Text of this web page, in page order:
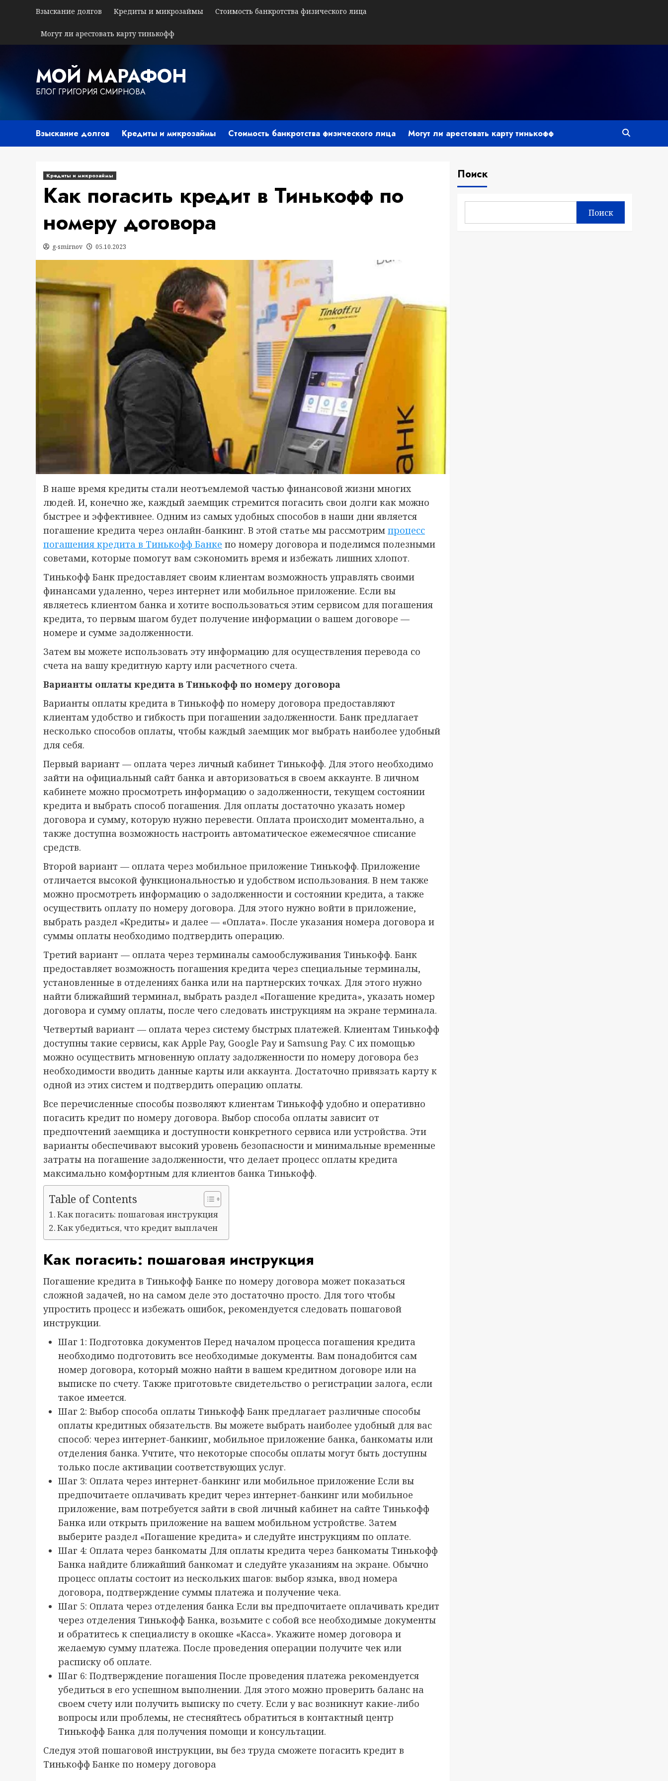
содержимому
Взыскание долгов Кредиты и микрозаймы Стоимость банкротства физического лица
Могут ли арестовать карту тинькофф
МОЙ МАРАФОН
БЛОГ ГРИГОРИЯ СМИРНОВА
Взыскание долгов Кредиты и микрозаймы Стоимость банкротства физического лица Могут ли арестовать карту тинькофф
Кредиты и микрозаймы
Как погасить кредит в Тинькофф по
номеру договора
g-smirnov 05.10.2023
В наше время кредиты стали неотъемлемой частью финансовой жизни многих
людей. И, конечно же, каждый заемщик стремится погасить свои долги как можно
быстрее и эффективнее. Одним из самых удобных способов в наши дни является
погашение кредита через онлайн-банкинг. В этой статье мы рассмотрим процесс
погашения кредита в Тинькофф Банке по номеру договора и поделимся полезными
советами, которые помогут вам сэкономить время и избежать лишних хлопот.
Тинькофф Банк предоставляет своим клиентам возможность управлять своими
финансами удаленно, через интернет или мобильное приложение. Если вы
являетесь клиентом банка и хотите воспользоваться этим сервисом для погашения
кредита, то первым шагом будет получение информации о вашем договоре —
номере и сумме задолженности.
Затем вы можете использовать эту информацию для осуществления перевода со
счета на вашу кредитную карту или расчетного счета.
Варианты оплаты кредита в Тинькофф по номеру договора
Варианты оплаты кредита в Тинькофф по номеру договора предоставляют
клиентам удобство и гибкость при погашении задолженности. Банк предлагает
несколько способов оплаты, чтобы каждый заемщик мог выбрать наиболее удобный
для себя.
Первый вариант — оплата через личный кабинет Тинькофф. Для этого необходимо
зайти на официальный сайт банка и авторизоваться в своем аккаунте. В личном
кабинете можно просмотреть информацию о задолженности, текущем состоянии
кредита и выбрать способ погашения. Для оплаты достаточно указать номер
договора и сумму, которую нужно перевести. Оплата происходит моментально, а
также доступна возможность настроить автоматическое ежемесячное списание
средств.
Второй вариант — оплата через мобильное приложение Тинькофф. Приложение
отличается высокой функциональностью и удобством использования. В нем также
можно просмотреть информацию о задолженности и состоянии кредита, а также
осуществить оплату по номеру договора. Для этого нужно войти в приложение,
выбрать раздел «Кредиты» и далее — «Оплата». После указания номера договора и
суммы оплаты необходимо подтвердить операцию.
Третий вариант — оплата через терминалы самообслуживания Тинькофф. Банк
предоставляет возможность погашения кредита через специальные терминалы,
установленные в отделениях банка или на партнерских точках. Для этого нужно
найти ближайший терминал, выбрать раздел «Погашение кредита», указать номер
договора и сумму оплаты, после чего следовать инструкциям на экране терминала.
Четвертый вариант — оплата через систему быстрых платежей. Клиентам Тинькофф
доступны такие сервисы, как Apple Pay, Google Pay и Samsung Pay. С их помощью
можно осуществить мгновенную оплату задолженности по номеру договора без
необходимости вводить данные карты или аккаунта. Достаточно привязать карту к
одной из этих систем и подтвердить операцию оплаты.
Все перечисленные способы позволяют клиентам Тинькофф удобно и оперативно
погасить кредит по номеру договора. Выбор способа оплаты зависит от
предпочтений заемщика и доступности конкретного сервиса или устройства. Эти
варианты обеспечивают высокий уровень безопасности и минимальные временные
затраты на погашение задолженности, что делает процесс оплаты кредита
максимально комфортным для клиентов банка Тинькофф.
Table of Contents
Как погасить: пошаговая инструкция
Как убедиться, что кредит выплачен
Как погасить: пошаговая инструкция
Погашение кредита в Тинькофф Банке по номеру договора может показаться
сложной задачей, но на самом деле это достаточно просто. Для того чтобы
упростить процесс и избежать ошибок, рекомендуется следовать пошаговой
инструкции.
Шаг 1: Подготовка документов Перед началом процесса погашения кредита
необходимо подготовить все необходимые документы. Вам понадобится сам
номер договора, который можно найти в вашем кредитном договоре или на
выписке по счету. Также приготовьте свидетельство о регистрации залога, если
такое имеется.
Шаг 2: Выбор способа оплаты Тинькофф Банк предлагает различные способы
оплаты кредитных обязательств. Вы можете выбрать наиболее удобный для вас
способ: через интернет-банкинг, мобильное приложение банка, банкоматы или
отделения банка. Учтите, что некоторые способы оплаты могут быть доступны
только после активации соответствующих услуг.
Шаг 3: Оплата через интернет-банкинг или мобильное приложение Если вы
предпочитаете оплачивать кредит через интернет-банкинг или мобильное
приложение, вам потребуется зайти в свой личный кабинет на сайте Тинькофф
Банка или открыть приложение на вашем мобильном устройстве. Затем
выберите раздел «Погашение кредита» и следуйте инструкциям по оплате.
Шаг 4: Оплата через банкоматы Для оплаты кредита через банкоматы Тинькофф
Банка найдите ближайший банкомат и следуйте указаниям на экране. Обычно
процесс оплаты состоит из нескольких шагов: выбор языка, ввод номера
договора, подтверждение суммы платежа и получение чека.
Шаг 5: Оплата через отделения банка Если вы предпочитаете оплачивать кредит
через отделения Тинькофф Банка, возьмите с собой все необходимые документы
и обратитесь к специалисту в окошке «Касса». Укажите номер договора и
желаемую сумму платежа. После проведения операции получите чек или
расписку об оплате.
Шаг 6: Подтверждение погашения После проведения платежа рекомендуется
убедиться в его успешном выполнении. Для этого можно проверить баланс на
своем счету или получить выписку по счету. Если у вас возникнут какие-либо
вопросы или проблемы, не стесняйтесь обратиться в контактный центр
Тинькофф Банка для получения помощи и консультации.
Следуя этой пошаговой инструкции, вы без труда сможете погасить кредит в
Тинькофф Банке по номеру договора
Поиск
Поиск